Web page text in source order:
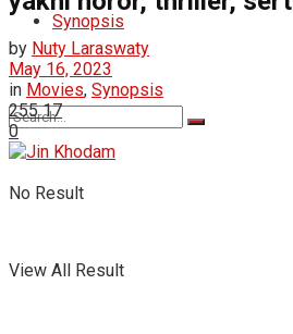
Synopsis
No Result
View All Result
by Nuty Laraswaty
May 16, 2023
in Movies, Synopsis
255 17
0